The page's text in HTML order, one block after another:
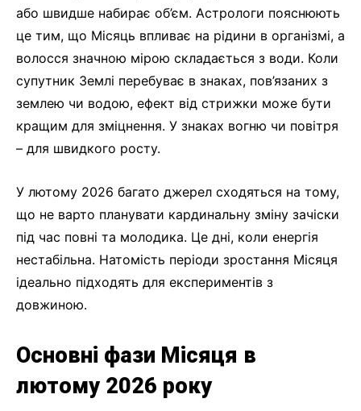
або швидше набирає об’єм. Астрологи пояснюють
це тим, що Місяць впливає на рідини в організмі, а
волосся значною мірою складається з води. Коли
супутник Землі перебуває в знаках, пов’язаних з
землею чи водою, ефект від стрижки може бути
кращим для зміцнення. У знаках вогню чи повітря
– для швидкого росту.
У лютому 2026 багато джерел сходяться на тому,
що не варто планувати кардинальну зміну зачіски
під час повні та молодика. Це дні, коли енергія
нестабільна. Натомість періоди зростання Місяця
ідеально підходять для експериментів з
довжиною.
Основні фази Місяця в
лютому 2026 року